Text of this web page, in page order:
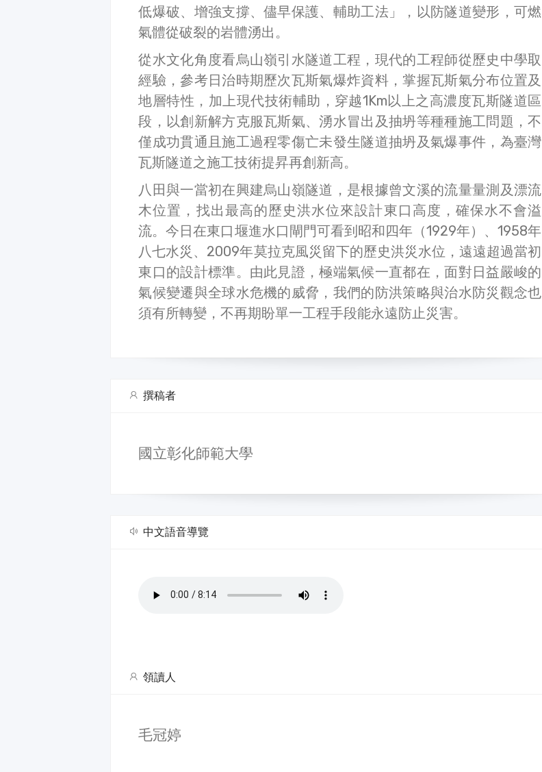
低爆破、增強支撐、儘早保護、輔助工法」，以防隧道變形，可燃
氣體從破裂的岩體湧出。
從水文化角度看烏山嶺引水隧道工程，現代的工程師從歷史中學取
經驗，參考日治時期歷次瓦斯氣爆炸資料，掌握瓦斯氣分布位置及
地層特性，加上現代技術輔助，穿越1Km以上之高濃度瓦斯隧道區
段，以創新解方克服瓦斯氣、湧水冒出及抽坍等種種施工問題，不
僅成功貫通且施工過程零傷亡未發生隧道抽坍及氣爆事件，為臺灣
瓦斯隧道之施工技術提昇再創新高。
八田與一當初在興建烏山嶺隧道，是根據曾文溪的流量量測及漂流
木位置，找出最高的歷史洪水位來設計東口高度，確保水不會溢
流。今日在東口堰進水口閘門可看到昭和四年（1929年）、1958年
八七水災、2009年莫拉克風災留下的歷史洪災水位，遠遠超過當初
東口的設計標準。由此見證，極端氣候一直都在，面對日益嚴峻的
氣候變遷與全球水危機的威脅，我們的防洪策略與治水防災觀念也
須有所轉變，不再期盼單一工程手段能永遠防止災害。
撰稿者
國立彰化師範大學
中文語音導覽
領讀人
毛冠婷